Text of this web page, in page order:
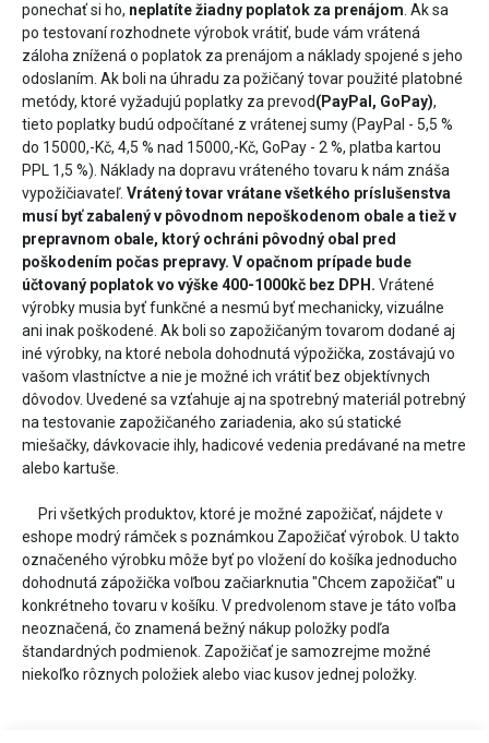
ponechať si ho, neplatíte žiadny poplatok za prenájom . Ak sa
po testovaní rozhodnete výrobok vrátiť, bude vám vrátená
záloha znížená o poplatok za prenájom a náklady spojené s jeho
odoslaním. Ak boli na úhradu za požičaný tovar použité platobné
metódy, ktoré vyžadujú poplatky za prevod(PayPal, GoPay),
tieto poplatky budú odpočítané z vrátenej sumy (PayPal - 5,5 %
do 15000,-Kč, 4,5 % nad 15000,-Kč, GoPay - 2 %, platba kartou
PPL 1,5 %). Náklady na dopravu vráteného tovaru k nám znáša
vypožičiavateľ. Vrátený tovar vrátane všetkého príslušenstva
musí byť zabalený v pôvodnom nepoškodenom obale a tiež v
prepravnom obale, ktorý ochráni pôvodný obal pred
poškodením počas prepravy. V opačnom prípade bude
účtovaný poplatok vo výške 400-1000kč bez DPH. Vrátené
výrobky musia byť funkčné a nesmú byť mechanicky, vizuálne
ani inak poškodené. Ak boli so zapožičaným tovarom dodané aj
iné výrobky, na ktoré nebola dohodnutá výpožička, zostávajú vo
vašom vlastníctve a nie je možné ich vrátiť bez objektívnych
dôvodov. Uvedené sa vzťahuje aj na spotrebný materiál potrebný
na testovanie zapožičaného zariadenia, ako sú statické
miešačky, dávkovacie ihly, hadicové vedenia predávané na metre
alebo kartuše.
Pri všetkých produktov, ktoré je možné zapožičať, nájdete v
eshope modrý rámček s poznámkou Zapožičať výrobok. U takto
označeného výrobku môže byť po vložení do košíka jednoducho
dohodnutá zápožička voľbou začiarknutia "Chcem zapožičať" u
konkrétneho tovaru v košíku. V predvolenom stave je táto voľba
neoznačená, čo znamená bežný nákup položky podľa
štandardných podmienok. Zapožičať je samozrejme možné
niekoľko rôznych položiek alebo viac kusov jednej položky.